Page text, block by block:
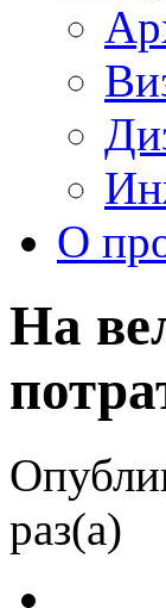
О
На
раз(а)